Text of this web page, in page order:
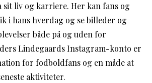
liv og karriere. Her kan fans og
i hans hverdag og se billeder og
både på og uden for
Lindegaards Instagram-konto er
for fodboldfans og en måde at
aktiviteter.